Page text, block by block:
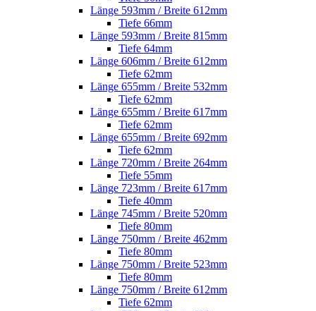
Länge 593mm / Breite 612mm
Tiefe 66mm
Länge 593mm / Breite 815mm
Tiefe 64mm
Länge 606mm / Breite 612mm
Tiefe 62mm
Länge 655mm / Breite 532mm
Tiefe 62mm
Länge 655mm / Breite 617mm
Tiefe 62mm
Länge 655mm / Breite 692mm
Tiefe 62mm
Länge 720mm / Breite 264mm
Tiefe 55mm
Länge 723mm / Breite 617mm
Tiefe 40mm
Länge 745mm / Breite 520mm
Tiefe 80mm
Länge 750mm / Breite 462mm
Tiefe 80mm
Länge 750mm / Breite 523mm
Tiefe 80mm
Länge 750mm / Breite 612mm
Tiefe 62mm